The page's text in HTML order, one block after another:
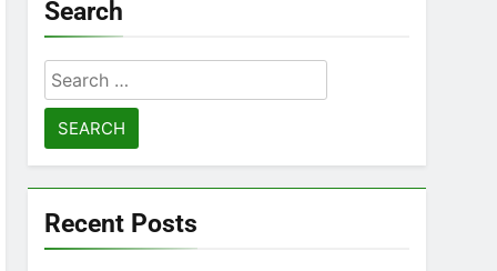
Search
Search
for:
Recent Posts